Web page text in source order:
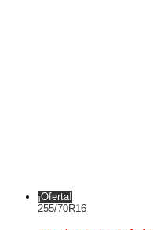
¡Oferta!
255/70R16